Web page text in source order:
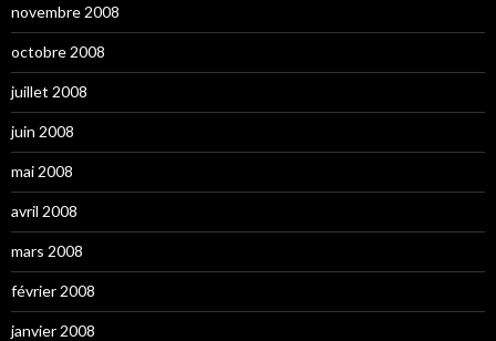
novembre 2008
octobre 2008
juillet 2008
juin 2008
mai 2008
avril 2008
mars 2008
février 2008
janvier 2008